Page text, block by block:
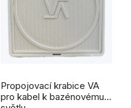
Propojovací krabice VA
pro kabel k bazénovému